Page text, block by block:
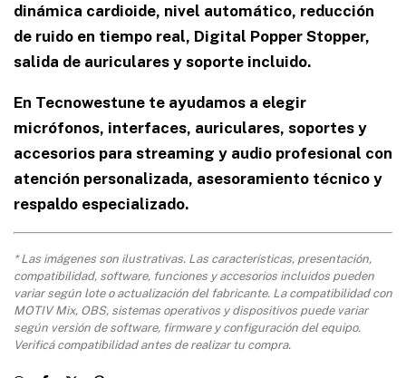
dinámica cardioide, nivel automático, reducción
de ruido en tiempo real, Digital Popper Stopper,
salida de auriculares y soporte incluido.
En Tecnowestune te ayudamos a elegir
micrófonos, interfaces, auriculares, soportes y
accesorios para streaming y audio profesional con
atención personalizada, asesoramiento técnico y
respaldo especializado.
* Las imágenes son ilustrativas. Las características, presentación,
compatibilidad, software, funciones y accesorios incluidos pueden
variar según lote o actualización del fabricante. La compatibilidad con
MOTIV Mix, OBS, sistemas operativos y dispositivos puede variar
según versión de software, firmware y configuración del equipo.
Verificá compatibilidad antes de realizar tu compra.